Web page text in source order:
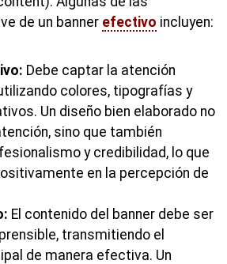
de un banner efectivo incluyen:
Debe captar la atención
colores, tipografías y
Un diseño bien elaborado no
sino que también
y credibilidad, lo que
en la percepción de
El contenido del banner debe ser
transmitiendo el
de manera efectiva. Un